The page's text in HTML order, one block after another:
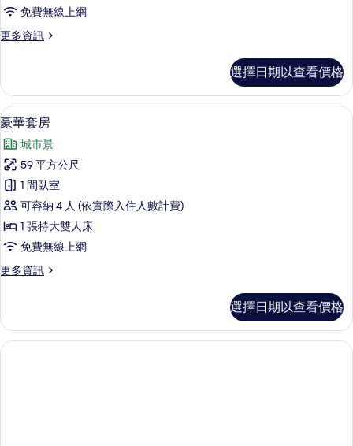
的
所
相
片
免費無線上網
更多資訊
更
雙
人
房
詳
情
選擇日期以查看價格
顯
示
豪
華
套
房
的
所
有
片
豪華套房 | 高級寢具、羽絨被、迷你
13
豪華套房
城市景
59 平方公尺
1 間臥室
可容納 4 人 (依實際入住人數計費)
1 張特大雙人床
免費無線上網
更多資訊
更
套
房
的
選擇日期以查看價格